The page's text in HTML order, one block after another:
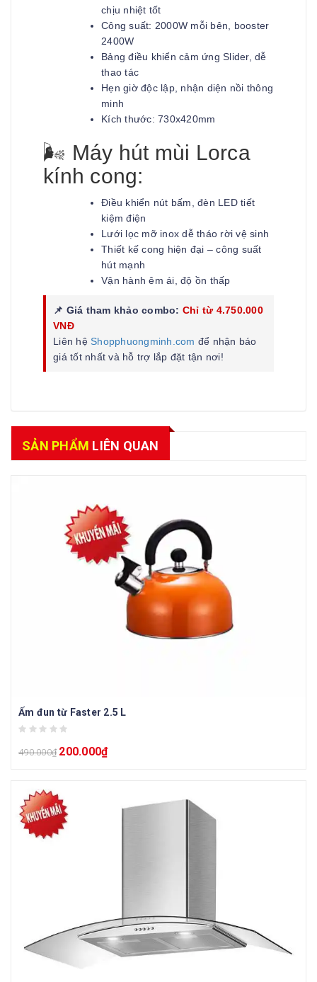
chịu nhiệt tốt
Công suất: 2000W mỗi bên, booster
2400W
Bảng điều khiển cảm ứng Slider, dễ
thao tác
Hẹn giờ độc lập, nhận diện nồi thông
minh
Kích thước: 730x420mm
🌬️ Máy hút mùi Lorca
kính cong:
Điều khiển nút bấm, đèn LED tiết
kiệm điện
Lưới lọc mỡ inox dễ tháo rời vệ sinh
Thiết kế cong hiện đại – công suất
hút mạnh
Vận hành êm ái, độ ồn thấp
📌 Giá tham khảo combo: Chỉ từ 4.750.000
VNĐ
Liên hệ Shopphuongminh.com để nhận báo
giá tốt nhất và hỗ trợ lắp đặt tận nơi!
SẢN PHẨM LIÊN QUAN
Ấm đun từ Faster 2.5 L
490.000₫ 200.000₫